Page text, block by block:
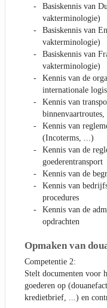
Basiskennis van
vakterminologie)
Basiskennis van
vakterminologie)
Basiskennis van
vakterminologie)
Kennis van de
internationale
Kennis van
Kennis van
(Incoterms, ...)
Kennis van de
goederentransport
Kennis van de
Kennis van
procedures
Kennis van de
opdrachten
Opmaken van
Competentie 2:
Stelt documenten voor
goederen op
kredietbrief, ...) en